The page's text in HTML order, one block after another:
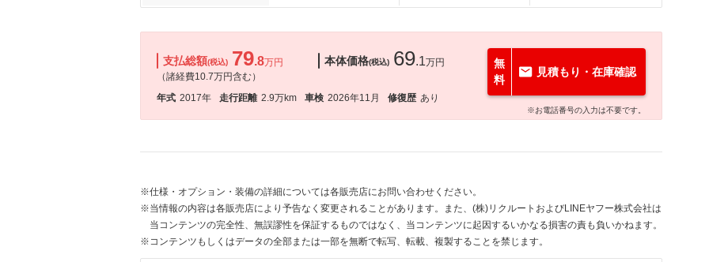
支払総額(税込) 79.8万円
（諸経費10.7万円含む）
本体価格(税込) 69.1万円
年式 2017年 走行距離 2.9万km 車検 2026年11月 修復歴 あり
無
料
見積もり・在庫確認
※お電話番号の入力は不要です。
※仕様・オプション・装備の詳細については各販売店にお問い合わせください。
※当情報の内容は各販売店により予告なく変更されることがあります。また、(株)リクルートおよびLINEヤフー株式会社は
当コンテンツの完全性、無誤謬性を保証するものではなく、当コンテンツに起因するいかなる損害の責も負いかねます。
※コンテンツもしくはデータの全部または一部を無断で転写、転載、複製することを禁じます。